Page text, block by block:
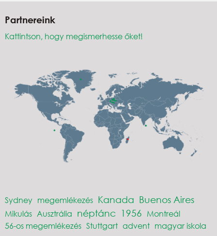
Partnereink
Kattintson, hogy megismerhesse őket!
Sydney megemlékezés Kanada Buenos Aires
Mikulás Ausztrália néptánc 1956 Montreál
56-os megemlékezés Stuttgart advent magyar iskola